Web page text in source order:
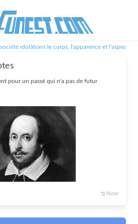
idolâtrant le corps, l'apparence et l'aspect
pour un passé qui n'a pas de futur
Now